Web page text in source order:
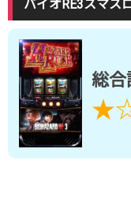
バイオRE3スマス
総合
★